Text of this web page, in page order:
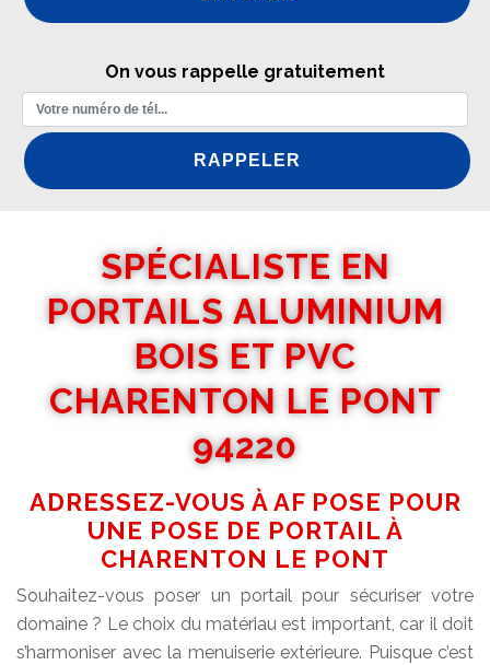
On vous rappelle gratuitement
SPÉCIALISTE EN
PORTAILS ALUMINIUM
BOIS ET PVC
CHARENTON LE PONT
94220
ADRESSEZ-VOUS À AF POSE POUR
UNE POSE DE PORTAIL À
CHARENTON LE PONT
Souhaitez-vous poser un portail pour sécuriser votre
domaine ? Le choix du matériau est important, car il doit
s’harmoniser avec la menuiserie extérieure. Puisque c’est